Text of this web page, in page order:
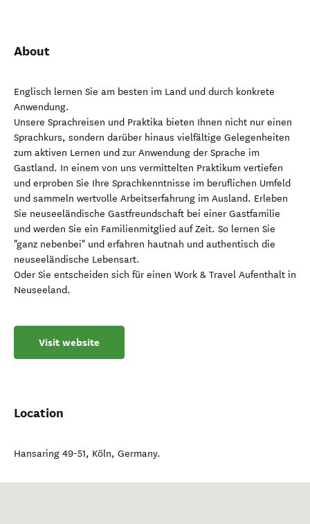
About
Englisch lernen Sie am besten im Land und durch konkrete
Anwendung.
Unsere Sprachreisen und Praktika bieten Ihnen nicht nur einen
Sprachkurs, sondern darüber hinaus vielfältige Gelegenheiten
zum aktiven Lernen und zur Anwendung der Sprache im
Gastland. In einem von uns vermittelten Praktikum vertiefen
und erproben Sie Ihre Sprachkenntnisse im beruflichen Umfeld
und sammeln wertvolle Arbeitserfahrung im Ausland. Erleben
Sie neuseeländische Gastfreundschaft bei einer Gastfamilie
und werden Sie ein Familienmitglied auf Zeit. So lernen Sie
"ganz nebenbei" und erfahren hautnah und authentisch die
neuseeländische Lebensart.
Oder Sie entscheiden sich für einen Work & Travel Aufenthalt in
Neuseeland.
Visit website
Location
Hansaring 49-51, Köln, Germany.